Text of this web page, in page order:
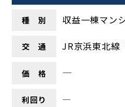
種 別 収益一棟マン
交 通 JR京浜東北
価 格 ―
利回り ―